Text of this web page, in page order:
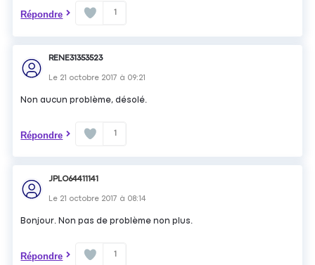
Répondre 1
RENE31353523
Le 21 octobre 2017 à 09:21
Non aucun problème, désolé.
Répondre 1
JPLO64411141
Le 21 octobre 2017 à 08:14
Bonjour. Non pas de problème non plus.
Répondre 1